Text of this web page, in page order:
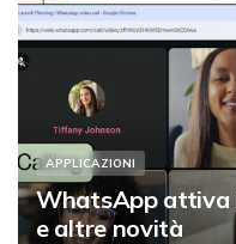
APPLICAZIONI
WhatsApp attiva
e altre novità